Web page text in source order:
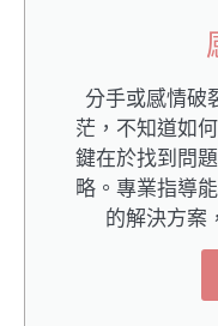
分手或感情破
茫，不知道如
鍵在於找到問
略。專業指導
的解決方案